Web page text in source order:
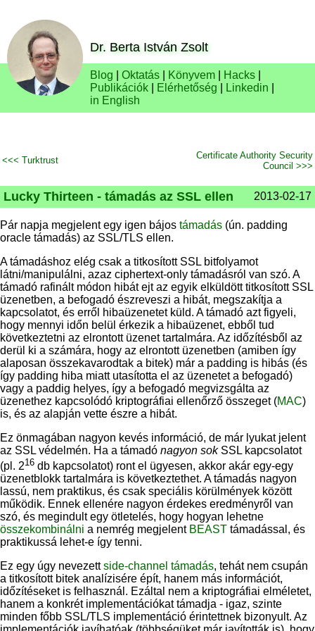
Dr. Berta István Zsolt
Blog Oktatás Könyvem Hacks
Publikációk
Elérhetőség Linkedin
in English
<<< Turktrust
Certificate Authority Security
Council >>>
Lucky Thirteen - támadás az SSL ellen 2013-02-17
Pár napja megjelent egy igen bájos támadás (ún. padding
oracle támadás) az SSL/TLS ellen.
A támadáshoz elég csak a titkosított SSL bitfolyamot
látni/manipulálni, azaz ciphertext-only támadásról van szó. A
támadó rafinált módon hibát ejt az egyik elküldött titkosított SSL
üzenetben, a befogadó észreveszi a hibát, megszakítja a
kapcsolatot, és erről hibaüzenetet küld. A támadó azt figyeli,
hogy mennyi időn belül érkezik a hibaüzenet, ebből tud
következtetni az elrontott üzenet tartalmára. Az időzítésből az
derül ki a számára, hogy az elrontott üzenetben (amiben így
alaposan összekavarodtak a bitek) már a padding is hibás (és
így padding hiba miatt utasította el az üzenetet a befogadó)
vagy a paddig helyes, így a befogadó megvizsgálta az
üzenethez kapcsolódó kriptográfiai ellenőrző összeget (MAC)
is, és az alapján vette észre a hibát.
Ez önmagában nagyon kevés információ, de már lyukat jelent
az SSL védelmén. Ha a támadó nagyon sokSSL kapcsolatot
(pl. 216 db kapcsolatot) ront el ügyesen, akkor akár egy-egy
üzenetblokk tartalmára is következtethet. A támadás nagyon
lassú, nem praktikus, és csak speciális körülmények között
működik. Ennek ellenére nagyon érdekes eredményről van
szó, és megindult egy ötletelés, hogy hogyan lehetne
összekombinálni a nemrég megjelent BEAST támadással, és
praktikussá lehet-e így tenni.
Ez egy úgy nevezettside-channel támadás, tehát nem csupán
a titkosított bitek analízisére épít, hanem más információt,
időzítéseket is felhasznál. Ezáltal nem a kriptográfiai elméletet,
hanem a konkrét implementációkat támadja - igaz, szinte
minden főbb SSL/TLS implementáció érintettnek bizonyult. Az